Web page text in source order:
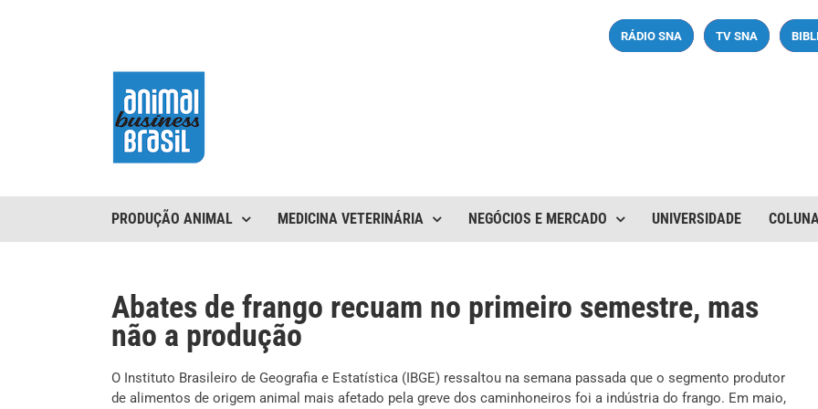
RÁDIO SNA TV SNA
PRODUÇÃO ANIMAL MEDICINA VETERINÁRIA NEGÓCIOS E MERCADO UNIVERSIDADE
Abates de frango recuam no primeiro semestre, mas
não a produção
O Instituto Brasileiro de Geografia e Estatística (IBGE) ressaltou na semana passada que o segmento produtor
de alimentos de origem animal mais afetado pela greve dos caminhoneiros foi a indústria do frango. Em maio,